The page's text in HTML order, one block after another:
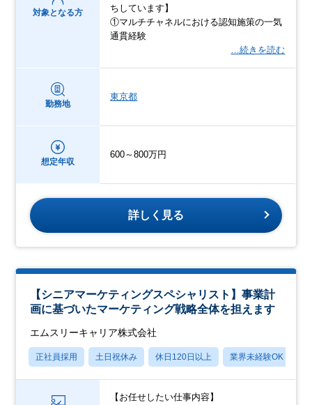
対象となる方
ちしています】
①マルチチャネルにおける認知施策の一気
通貫経験
…続きを読む
勤務地
東京都
想定年収
600～800万円
詳しく見る
【シニアマーケティングスペシャリスト】事業計
画に基づいたマーケティング戦略全体を担えます
エムスリーキャリア株式会社
正社員採用 土日祝休み 休日120日以上 業界未経験OK
【お任せしたい仕事内容】